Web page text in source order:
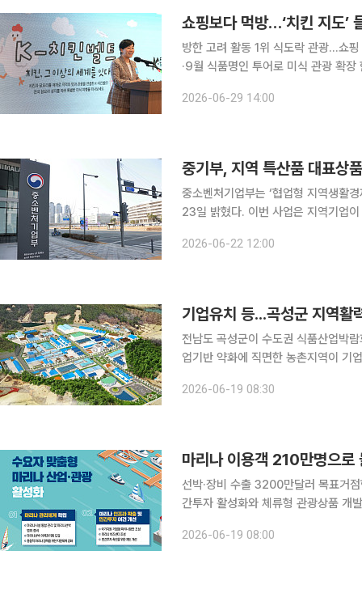
쇼핑보다 먹방…‘치킨 지도’
방한 고려 활동 1위 식도락 관광…쇼
·9월 식품명인 투어로 미식 관광 확장 한국 여행의 무게중심이 쇼핑백에서 식탁으로 옮겨가고 있다.
소비자가 가장 좋아하는 한식으로 떠
2026-06-29 14:00
중기부, 지역 특산품 대표
중소벤처기업부는 ‘협업형 지역생활
23일 밝혔다. 이번 사업은 지역기업이 특화 자원을 활용해 공동 상품을 만들고 디자인과 브랜딩을
는 지역 원물과 제품을 기업 간 협업
2026-06-22 12:00
기업유치 등...곡성군 지역활
전남도 곡성군이 수도권 식품산업박람회 현
업기반 약화에 직면한 농촌지역이 기
가했다. 이에 곡성군은 운곡특화
2026-06-19 08:30
마리나 이용객 210만명으로
선박·장비 수출 3200만달러 목표거점형
간투자 활성화와 체류형 관광상품 개
210만명으로 늘리고 선박·장비 수출
2026-06-19 08:00